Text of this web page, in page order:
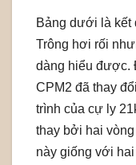
Bảng dưới là kết
Trông hơi rối
dàng hiểu được.
CPM2 đã thay
trình của cự ly
thay bởi hai
này giống với